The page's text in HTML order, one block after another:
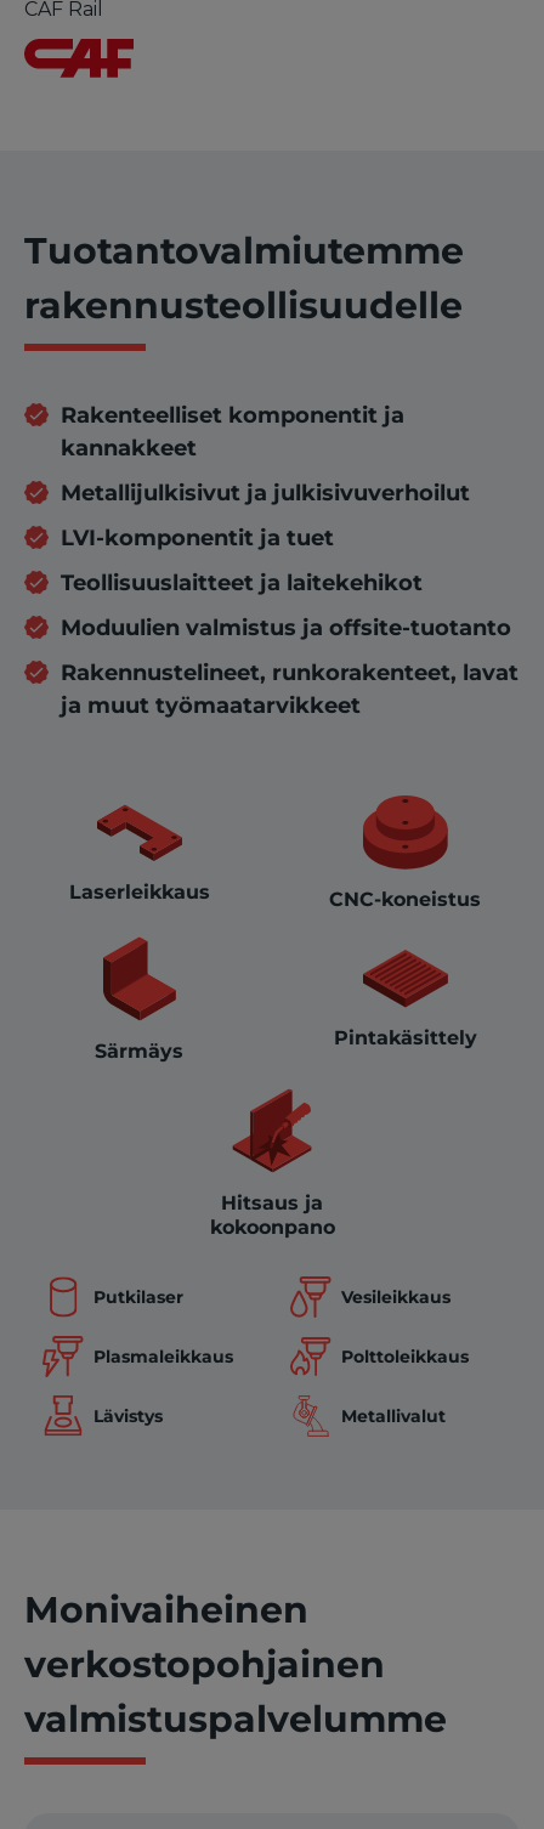
CAF Rail
Tuotantovalmiutemme
rakennusteollisuudelle
Rakenteelliset komponentit ja
kannakkeet
Metallijulkisivut ja julkisivuverhoilut
LVI-komponentit ja tuet
Teollisuuslaitteet ja laitekehikot
Moduulien valmistus ja offsite-tuotanto
Rakennustelineet, runkorakenteet, lavat
ja muut työmaatarvikkeet
Laserleikkaus CNC-koneistus
Särmäys
Pintakäsittely
Hitsaus ja
kokoonpano
Putkilaser Vesileikkaus
Plasmaleikkaus Polttoleikkaus
Lävistys Metallivalut
Monivaiheinen
verkostopohjainen
valmistuspalvelumme